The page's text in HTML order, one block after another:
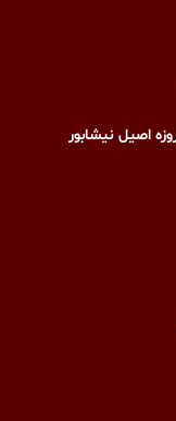
اصیل نیشابور